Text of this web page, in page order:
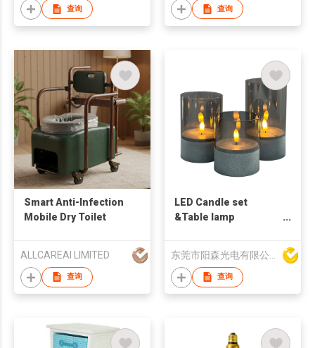
查询 查询
Smart Anti-Infection
Mobile Dry Toilet
ALLCAREAI LIMITED
查询
LED Candle set
&Table lamp
查询